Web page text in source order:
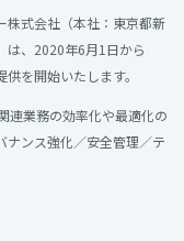
株式会社（本社：東京都新
は、2020年6月1日から
を開始いたします。
連業務の効率化や最適化の
ナンス強化／安全管理／テ